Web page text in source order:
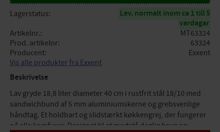
Lagerstatus
Lev. normalt inom ca 1 till 5
vardagar
Artikelnr.
MT63324
Prod. artikelnr
63324
Producent
Exxent
Vis alle produkter fra Exxent
Beskrivelse
Lav gryde 18,8 liter diameter 40 cm i rustfrit stål 18/10 med
sandwichbund af 5 mm aluminiumskerne og grebsvenlige
håndtag. Et holdbart og slidstærkt køkkengrej, der fungerer
på alle komfurer. Designet til at modstå daglig brug og